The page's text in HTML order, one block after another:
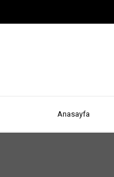
Anasayfa